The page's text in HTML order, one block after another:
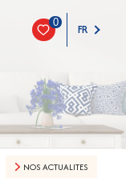
0 FR
NOS ACTUALITES